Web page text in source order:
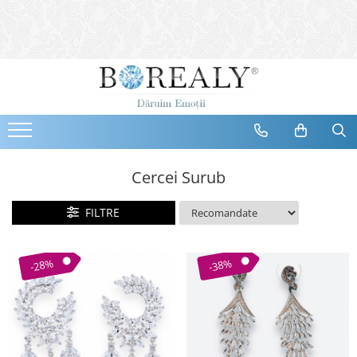
Bijuterii
Cercei
Bratari
Destinatari
Bijuterii Femei
Bijuterii Copii
Bijuterii Mirese
Selectii
Cercei Surub
FILTRE
-28% -38%